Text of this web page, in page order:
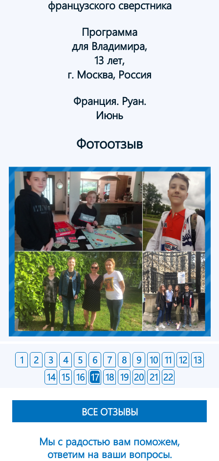
французского сверстника
Программа
для Владимира,
13 лет,
г. Москва, Россия
Франция. Руан.
Июнь
Фотоотзыв
1 2 3 4 5 6 7 8 9 10 11 12 13
14 15 16 17 18 19 20 21 22
ВСЕ ОТЗЫВЫ
Мы с радостью вам поможем,
ответим на ваши вопросы.